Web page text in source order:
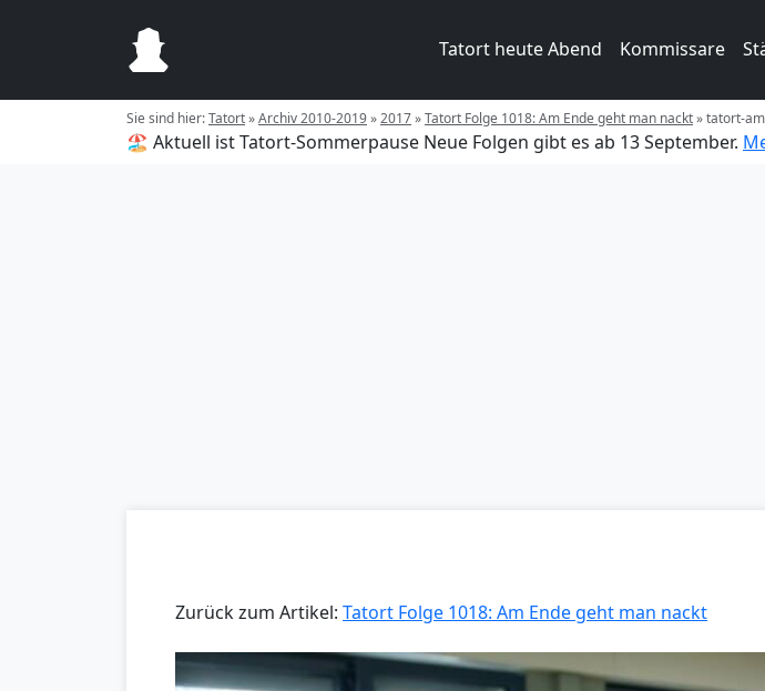
Tatort heute Abend Kommissare
Sie sind hier:Tatort»Archiv 2010-2019»2017»Tatort Folge 1018: Am Ende geht man nackt»tatort-
🏖️ Aktuell ist Tatort-Sommerpause Neue Folgen gibt es ab 13 September.
Zurück zum Artikel: Tatort Folge 1018: Am Ende geht man nackt